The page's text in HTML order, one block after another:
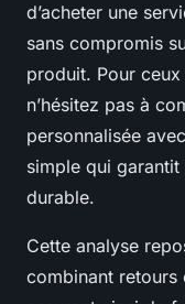
d’acheter une
sans compromis
produit. Pour
n’hésitez pas à
personnalisée
simple qui
durable.
Cette analyse
combinant retours